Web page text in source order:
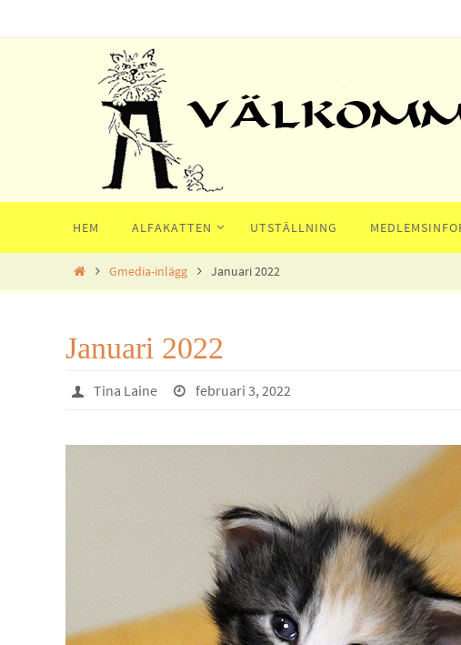
till
innehållet
HEM ALFAKATTEN UTSTÄLLNING
HomeGmedia-inlägg Januari 2022
Januari 2022
Tina Laine februari 3, 2022